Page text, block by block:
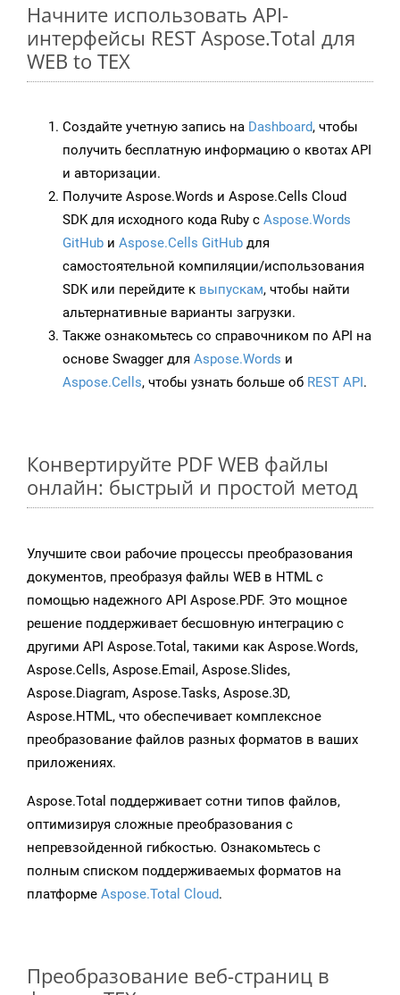
Начните использовать API-
интерфейсы REST Aspose.Total для
WEB to TEX
Создайте учетную запись на Dashboard, чтобы
получить бесплатную информацию о квотах API
и авторизации.
Получите Aspose.Words и Aspose.Cells Cloud
SDK для исходного кода Ruby с Aspose.Words
GitHub и Aspose.Cells GitHub для
самостоятельной компиляции/использования
SDK или перейдите к выпускам, чтобы найти
альтернативные варианты загрузки.
Также ознакомьтесь со справочником по API на
основе Swagger для Aspose.Words и
Aspose.Cells, чтобы узнать больше об REST API.
Конвертируйте PDF WEB файлы
онлайн: быстрый и простой метод
Улучшите свои рабочие процессы преобразования
документов, преобразуя файлы WEB в HTML с
помощью надежного API Aspose.PDF. Это мощное
решение поддерживает бесшовную интеграцию с
другими API Aspose.Total, такими как Aspose.Words,
Aspose.Cells, Aspose.Email, Aspose.Slides,
Aspose.Diagram, Aspose.Tasks, Aspose.3D,
Aspose.HTML, что обеспечивает комплексное
преобразование файлов разных форматов в ваших
приложениях.
Aspose.Total поддерживает сотни типов файлов,
оптимизируя сложные преобразования с
непревзойденной гибкостью. Ознакомьтесь с
полным списком поддерживаемых форматов на
платформе Aspose.Total Cloud.
Преобразование веб-страниц в